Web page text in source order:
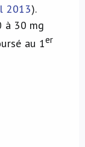
2013).
à 30 mg
au 1er